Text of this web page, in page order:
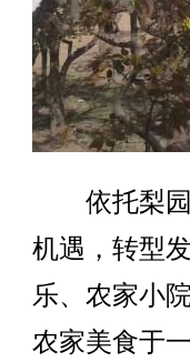
依托梨园
机遇，转型
乐、农家小
农家美食于